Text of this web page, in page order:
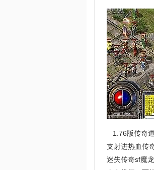
1.76版传奇
支射进热血传
迷失传奇sf魔